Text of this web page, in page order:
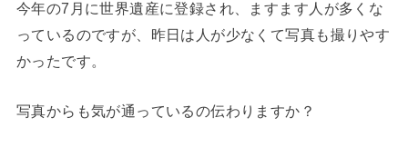
今年の7月に世界遺産に登録され、ますます人が多くな
っているのですが、昨日は人が少なくて写真も撮りやす
かったです。
写真からも気が通っているの伝わりますか？